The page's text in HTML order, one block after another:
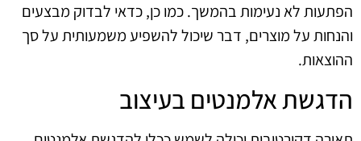
הפתעות לא נעימות בהמשך. כמו כן, כדאי לבדוק מבצעים
והנחות על מוצרים, דבר שיכול להשפיע משמעותית על סך
ההוצאות.
הדגשת אלמנטים בעיצוב